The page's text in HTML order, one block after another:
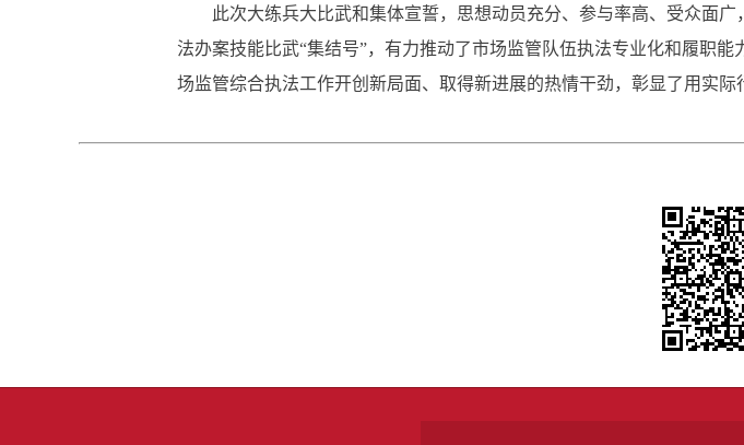
此次大练兵大比武和集体宣誓，思想动员充分、参与率高、受众面
法办案技能比武“集结号”，有力推动了市场监管队伍执法专业化和履职
场监管综合执法工作开创新局面、取得新进展的热情干劲，彰显了用实际